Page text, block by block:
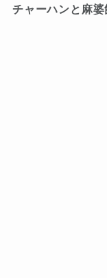
チャーハンと麻婆